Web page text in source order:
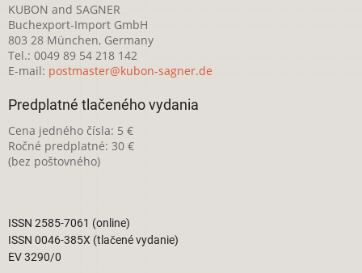
KUBON and SAGNER
Buchexport-Import GmbH
803 28 München, Germany
Tel.: 0049 89 54 218 142
E-mail: postmaster@kubon-sagner.de
Predplatné tlačeného vydania
Cena jedného čísla: 5 €
Ročné predplatné: 30 €
(bez poštovného)
ISSN 2585-7061 (online)
ISSN 0046-385X (tlačené vydanie)
EV 3290/0